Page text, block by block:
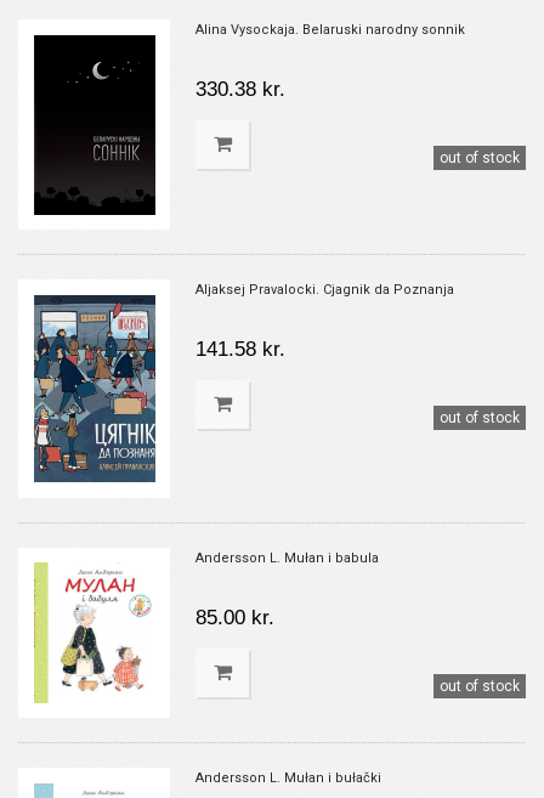
Alina Vysockaja. Belaruski narodny sonnik
330.38 kr.
out of stock
Aljaksej Pravalocki. Cjagnik da Poznanja
141.58 kr.
out of stock
Andersson L. Mułan i babula
85.00 kr.
out of stock
Andersson L. Mułan i bułački